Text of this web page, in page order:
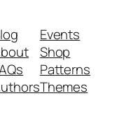
Events
Shop
Patterns
Themes